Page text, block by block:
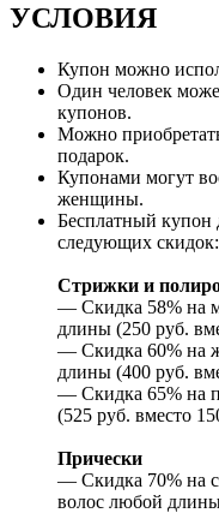
УСЛОВИЯ
Купон можно
Один человек
купонов.
Можно
подарок.
Купонами могут
женщины.
Бесплатный купон
следующих скидок:
Стрижки и
— Скидка 58% на
длины (250 руб.
— Скидка 60% на
длины (400 руб.
— Скидка 65% на
(525 руб. вместо
Прически
— Скидка 70% на
волос любой